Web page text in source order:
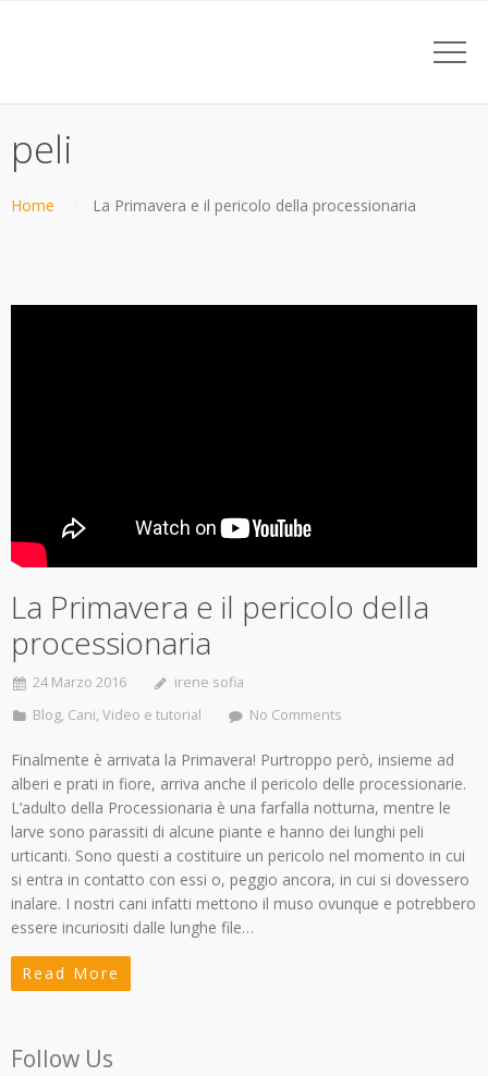
peli
Home La Primavera e il pericolo della processionaria
La Primavera e il pericolo della
processionaria
24 Marzo 2016
irene sofia
Blog, Cani, Video e tutorial No Comments
Finalmente è arrivata la Primavera! Purtroppo però, insieme ad
alberi e prati in fiore, arriva anche il pericolo delle processionarie.
L’adulto della Processionaria è una farfalla notturna, mentre le
larve sono parassiti di alcune piante e hanno dei lunghi peli
urticanti. Sono questi a costituire un pericolo nel momento in cui
si entra in contatto con essi o, peggio ancora, in cui si dovessero
inalare. I nostri cani infatti mettono il muso ovunque e potrebbero
essere incuriositi dalle lunghe file…
Read More
Follow Us